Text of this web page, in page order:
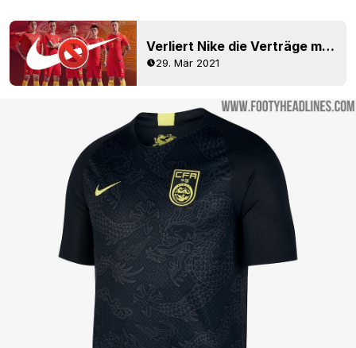
Verliert Nike die Verträge mit der chinesischen Nationalmannschaft und der Super League?
29. Mär 2021